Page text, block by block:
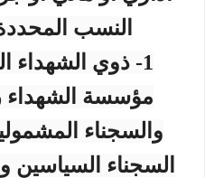
النسب
1- ذوي الشهداء
والسجناء
السجناء السياسين